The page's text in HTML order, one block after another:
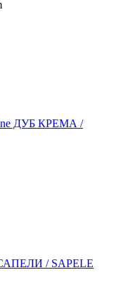
ДУБ КРЕМА /
САПЕЛИ / SAPELE